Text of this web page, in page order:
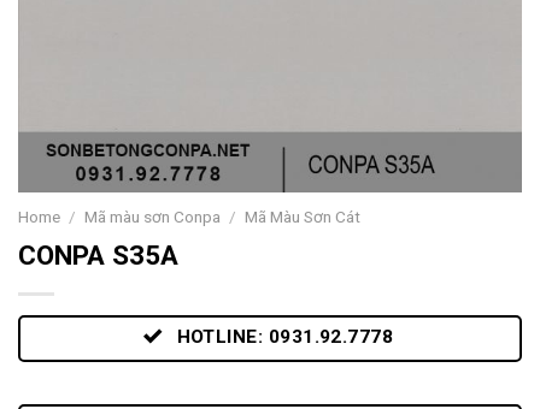
Home / Mã màu sơn Conpa / Mã Màu Sơn Cát
CONPA S35A
HOTLINE: 0931.92.7778